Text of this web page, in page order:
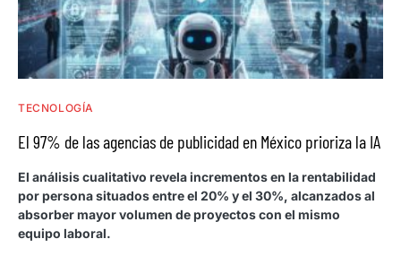
TECNOLOGÍA
El 97% de las agencias de publicidad en México prioriza la IA
El análisis cualitativo revela incrementos en la rentabilidad
por persona situados entre el 20% y el 30%, alcanzados al
absorber mayor volumen de proyectos con el mismo
equipo laboral.